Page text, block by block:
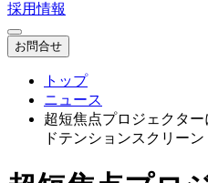
採用情報
お問合せ
トップ
ニュース
超短焦点プロジェクタ
ドテンションスクリー